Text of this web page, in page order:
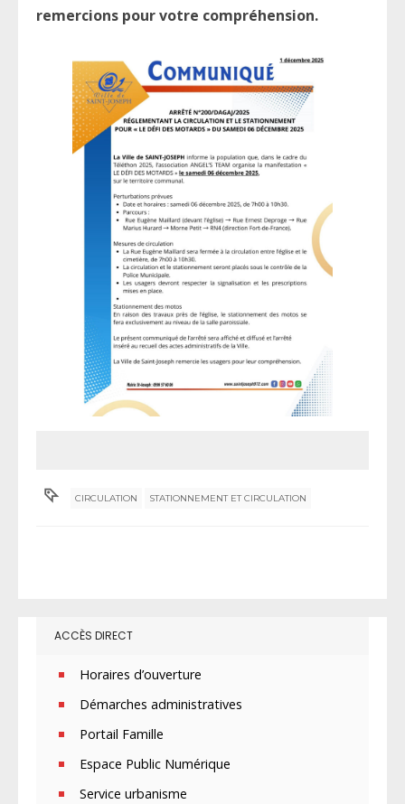
remercions pour votre compréhension.
CIRCULATION STATIONNEMENT ET CIRCULATION
ACCÈS DIRECT
Horaires d’ouverture
Démarches administratives
Portail Famille
Espace Public Numérique
Service urbanisme